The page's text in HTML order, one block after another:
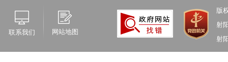
联系我们 网站地图
版
射
射